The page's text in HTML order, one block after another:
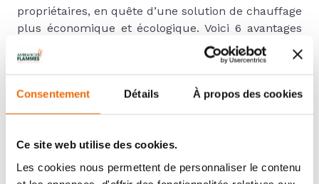
Consentement Détails À propos des cookies
Ce site web utilise des cookies.
Les cookies nous permettent de personnaliser le contenu
propriétaires, en quête d’une solution de chauffage
plus économique et écologique. Voici 6 avantages
qu’Ambiances Flammes a référencé :
1. Un mode de chauffage plus écologique,
l’électricité ou au gaz, car ils utilisent une source